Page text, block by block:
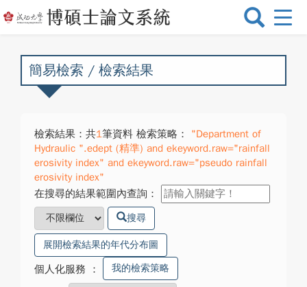
選
換
簡易檢索 / 檢索結果
檢索結果：共1筆資料 檢索策略：
"Department of
Hydraulic ".edept (精準) and ekeyword.raw="rainfall
erosivity index" and ekeyword.raw="pseudo rainfall
erosivity index"
在搜尋的結果範圍內查詢：
搜尋
展開檢索結果的年代分布圖
個人化服務 ： 我的檢索策略